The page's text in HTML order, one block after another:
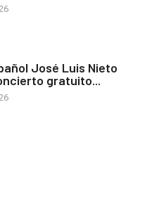
José Luis Nieto
gratuito...